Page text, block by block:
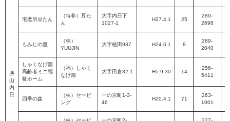
勝
山
内
日
宅老所豆たん​
（特非）豆た
ん​
大字内日下
1027-1​
H27.4.1 25
289-
2698​
もみじの里​
（株）
YUUJIN​
大字植田937​ H24.6.1 8
289-
2040​
しゃくなげ園
高齢者ミニ福
祉ホーム
（福）しゃく
なげ園​
大字田倉82-1​ H5.9.30 14
256-
5411​
四季の森​
（株）セービ
ング​
一の宮町1-3-
46​
H20.4.1 71
263-
1001​